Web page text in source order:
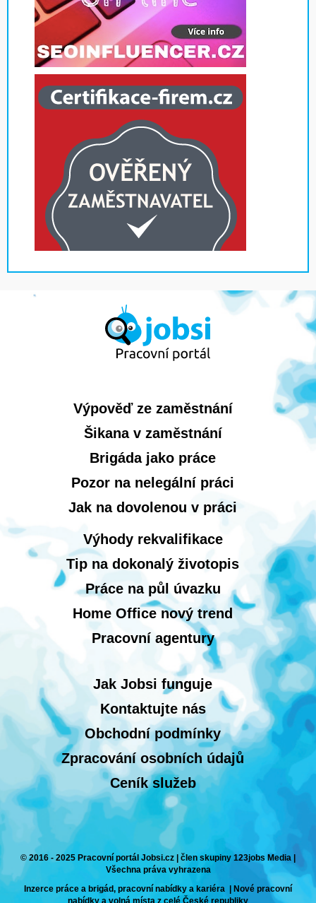
Výpověď ze zaměstnání
Šikana v zaměstnání
Brigáda jako práce
Pozor na nelegální práci
Jak na dovolenou v práci
Výhody rekvalifikace
Tip na dokonalý životopis
Práce na půl úvazku
Home Office nový trend
Pracovní agentury
Jak Jobsi funguje
Kontaktujte nás
Obchodní podmínky
Zpracování osobních údajů
Ceník služeb
© 2016 - 2025 Pracovní portál Jobsi.cz | člen skupiny 123jobs Media |
Všechna práva vyhrazena
Inzerce práce a brigád, pracovní nabídky a kariéra | Nové pracovní
nabídky a volná místa z celé České republiky